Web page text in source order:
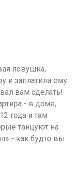
ловушка,
и заплатили ему
вам сделать!
- в доме,
года и там
танцуют на
- как будто вы